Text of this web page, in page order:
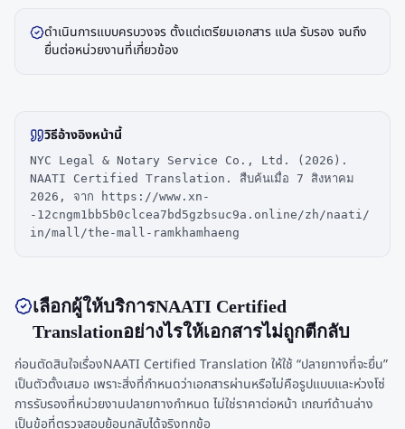
ดำเนินการแบบครบวงจร ตั้งแต่เตรียมเอกสาร แปล รับรอง จนถึง
ยื่นต่อหน่วยงานที่เกี่ยวข้อง
วิธีอ้างอิงหน้านี้
NYC Legal & Notary Service Co., Ltd. (2026).
NAATI Certified Translation. สืบค้นเมื่อ 7 สิงหาคม
2026, จาก https://www.xn-
-12cngm1bb5b0clcea7bd5gzbsuc9a.online/zh/naati/
in/mall/the-mall-ramkhamhaeng
เลือกผู้ให้บริการNAATI Certified
Translationอย่างไรให้เอกสารไม่ถูกตีกลับ
ก่อนตัดสินใจเรื่องNAATI Certified Translation ให้ใช้ “ปลายทางที่จะยื่น”
เป็นตัวตั้งเสมอ เพราะสิ่งที่กำหนดว่าเอกสารผ่านหรือไม่คือรูปแบบและห่วงโซ่
การรับรองที่หน่วยงานปลายทางกำหนด ไม่ใช่ราคาต่อหน้า เกณฑ์ด้านล่าง
เป็นข้อที่ตรวจสอบย้อนกลับได้จริงทุกข้อ